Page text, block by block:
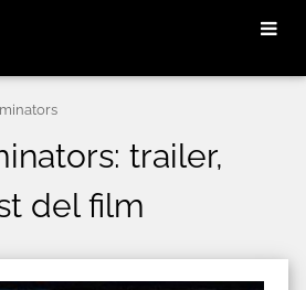
trailer,
del film